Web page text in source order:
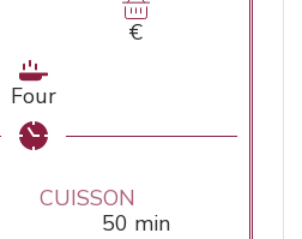
€
Four
CUISSON
50minutes
min